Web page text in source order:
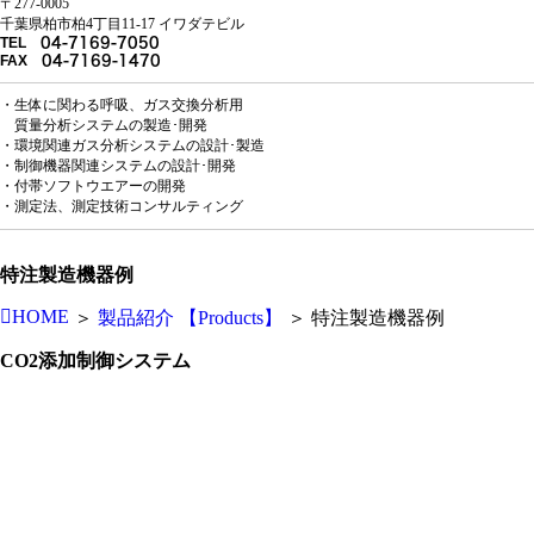
〒277-0005
千葉県柏市柏4丁目11-17 イワダテビル
TEL
04-7169-7050
FAX 04-7169-1470
・生体に関わる呼吸、ガス交換分析用
質量分析システムの製造･開発
・環境関連ガス分析システムの設計･製造
・制御機器関連システムの設計･開発
・付帯ソフトウエアーの開発
・測定法、測定技術コンサルティング
特注製造機器例
HOME ＞ 製品紹介 【Products】 ＞ 特注製造機器例
CO2添加制御システム